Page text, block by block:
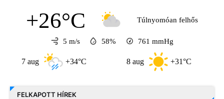
+26°C Túlnyomóan felhős
5 m/s 58% 761 mmHg
+34°C +31°C
FELKAPOTT HÍREK